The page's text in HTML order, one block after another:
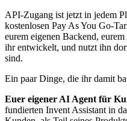
API-Zugang ist jetzt in jedem
kostenlosen Pay As You Go-
eurem eigenen Backend,
ihr entwickelt, und nutzt ihn
sind.
Ein paar Dinge, die ihr damit
Euer eigener AI Agent für
fundierten Invent Assistant in